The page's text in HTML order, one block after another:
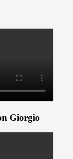
Giorgio